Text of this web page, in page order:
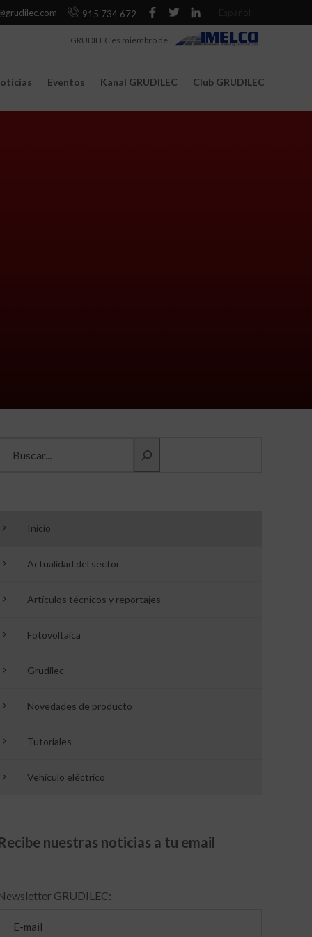
915 734 672
Eventos Kanal GRUDILEC Club GRUDILEC
GRUDILEC es miembro de
Inicio
Actualidad del sector
Artículos técnicos y reportajes
Fotovoltaica
Grudilec
Novedades de producto
Tutoriales
Vehículo eléctrico
nuestras noticias a tu email
GRUDILEC: